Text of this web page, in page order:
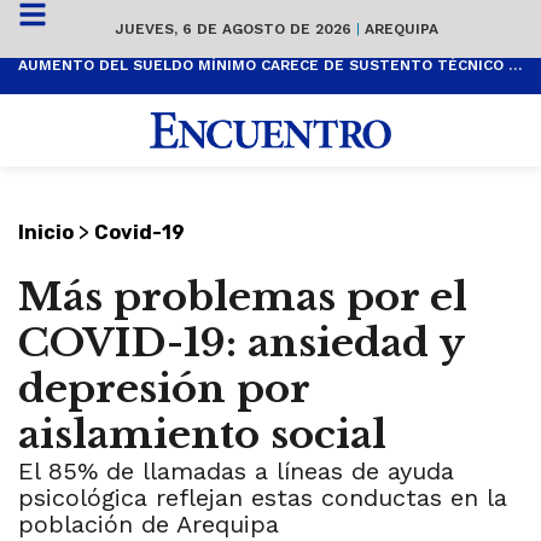
JUEVES, 6 DE AGOSTO DE 2026 | AREQUIPA
AUMENTO DEL SUELDO MÍNIMO CARECE DE SUSTENTO TÉCNICO Y ES POPULISTA
Inicio > Covid-19
Más problemas por el
COVID-19: ansiedad y
depresión por
aislamiento social
El 85% de llamadas a líneas de ayuda
psicológica reflejan estas conductas en la
población de Arequipa